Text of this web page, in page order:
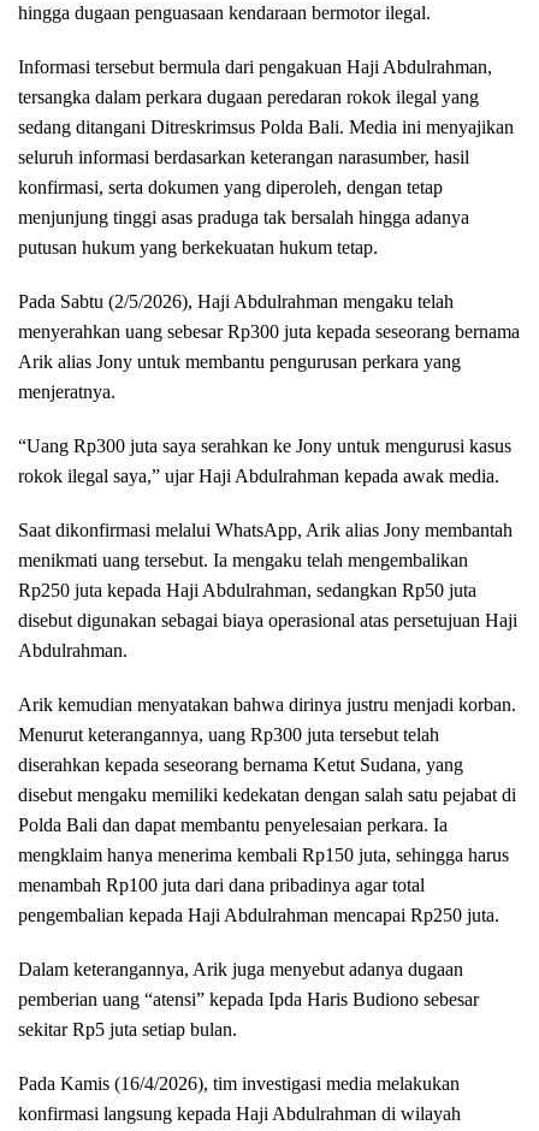
hingga dugaan penguasaan kendaraan bermotor ilegal.
Informasi tersebut bermula dari pengakuan Haji Abdulrahman,
tersangka dalam perkara dugaan peredaran rokok ilegal yang
sedang ditangani Ditreskrimsus Polda Bali. Media ini menyajikan
seluruh informasi berdasarkan keterangan narasumber, hasil
konfirmasi, serta dokumen yang diperoleh, dengan tetap
menjunjung tinggi asas praduga tak bersalah hingga adanya
putusan hukum yang berkekuatan hukum tetap.
Pada Sabtu (2/5/2026), Haji Abdulrahman mengaku telah
menyerahkan uang sebesar Rp300 juta kepada seseorang bernama
Arik alias Jony untuk membantu pengurusan perkara yang
menjeratnya.
“Uang Rp300 juta saya serahkan ke Jony untuk mengurusi kasus
rokok ilegal saya,” ujar Haji Abdulrahman kepada awak media.
Saat dikonfirmasi melalui WhatsApp, Arik alias Jony membantah
menikmati uang tersebut. Ia mengaku telah mengembalikan
Rp250 juta kepada Haji Abdulrahman, sedangkan Rp50 juta
disebut digunakan sebagai biaya operasional atas persetujuan Haji
Abdulrahman.
Arik kemudian menyatakan bahwa dirinya justru menjadi korban.
Menurut keterangannya, uang Rp300 juta tersebut telah
diserahkan kepada seseorang bernama Ketut Sudana, yang
disebut mengaku memiliki kedekatan dengan salah satu pejabat di
Polda Bali dan dapat membantu penyelesaian perkara. Ia
mengklaim hanya menerima kembali Rp150 juta, sehingga harus
menambah Rp100 juta dari dana pribadinya agar total
pengembalian kepada Haji Abdulrahman mencapai Rp250 juta.
Dalam keterangannya, Arik juga menyebut adanya dugaan
pemberian uang “atensi” kepada Ipda Haris Budiono sebesar
sekitar Rp5 juta setiap bulan.
Pada Kamis (16/4/2026), tim investigasi media melakukan
konfirmasi langsung kepada Haji Abdulrahman di wilayah